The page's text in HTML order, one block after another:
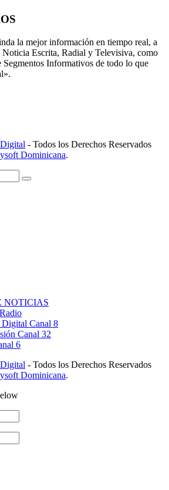
la mejor información en tiempo real, a
Noticia Escrita, Radial y Televisiva, como
Segmentos Informativos de todo lo que
- Todos los Derechos Reservados
Dominicana.
NOTICIAS
Canal 8
Canal 32
6
- Todos los Derechos Reservados
Dominicana.